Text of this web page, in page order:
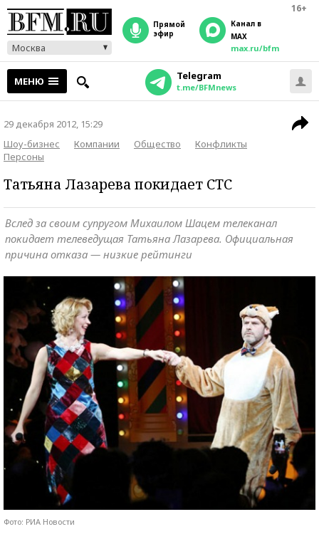
16+
Москва
прямой
эфир
Канал в
MAX
max.ru/bfm
МЕНЮ Telegram
t.me/BFMnews
29 декабря 2012, 15:29
Шоу-бизнес
Компании Общество
Конфликты
Персоны
Татьяна Лазарева покидает СТС
Вслед за своим супругом Михаилом Шацем телеканал
покидает телеведущая Татьяна Лазарева. Официальная
причина отказа — низкие рейтинги
Фото: РИА Новости